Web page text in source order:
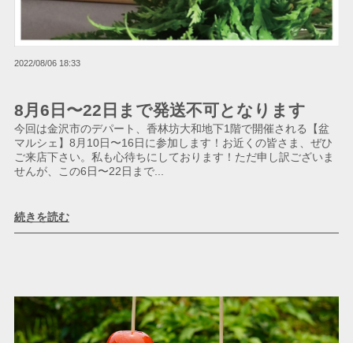
8月6日〜22日まで発送不可となります
2022/08/06 18:33
今回は金沢市のデパート、香林坊大和地下1階で開催される【盆
マルシェ】8月10日〜16日に参加します！お近くの皆さま、ぜひ
ご来店下さい。私も心待ちにしております！ただ申し訳ございま
せんが、この6日〜22日まで...
続きを読む